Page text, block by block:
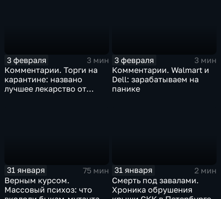
3 февраля
3 мин
Комментарии. Торги на
карантине: названо
лучшее лекарство от
3 февраля
3 мин
Комментарии. Walmart и
Dell: зарабатываем на
панике
31 января
75 мин
Верным курсом.
Массовый психоз: что
31 января
2 мин
Смерть под завалами.
Хроника обрушения